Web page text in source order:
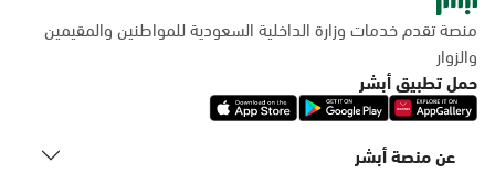
منصة تقدم خدمات وزارة الداخلية السعودية للمواطنين والمقيمين
والزوار
حمل تطبيق أبشر
عن منصة أبشر